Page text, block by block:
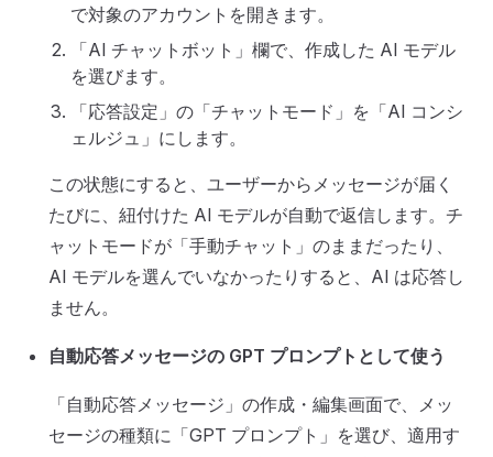
で対象のアカウントを開きます。
「AI チャットボット」欄で、作成した AI モデル
を選びます。
「応答設定」の「チャットモード」を「AI コンシ
ェルジュ」にします。
この状態にすると、ユーザーからメッセージが届く
たびに、紐付けた AI モデルが自動で返信します。チ
ャットモードが「手動チャット」のままだったり、
AI モデルを選んでいなかったりすると、AI は応答し
ません。
自動応答メッセージの GPT プロンプトとして使う
「自動応答メッセージ」の作成・編集画面で、メッ
セージの種類に「GPT プロンプト」を選び、適用す